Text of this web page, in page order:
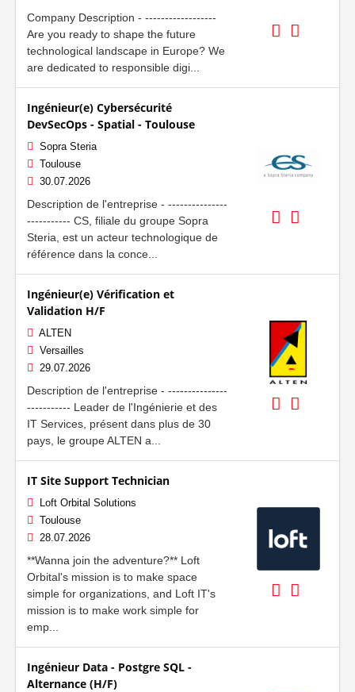
Company Description - ------------------
Are you ready to shape the future
technological landscape in Europe? We
are dedicated to responsible digi...
Ingénieur(e) Cybersécurité
DevSecOps - Spatial - Toulouse
Sopra Steria
Toulouse
30.07.2026
Description de l'entreprise - ---------------
----------- CS, filiale du groupe Sopra
Steria, est un acteur technologique de
référence dans la conce...
Ingénieur(e) Vérification et
Validation H/F
ALTEN
Versailles
29.07.2026
Description de l'entreprise - ---------------
----------- Leader de l'Ingénierie et des
IT Services, présent dans plus de 30
pays, le groupe ALTEN a...
IT Site Support Technician
Loft Orbital Solutions
Toulouse
28.07.2026
**Wanna join the adventure?** Loft
Orbital's mission is to make space
simple for organizations, and Loft IT's
mission is to make work simple for
emp...
Ingénieur Data - Postgre SQL -
Alternance (H/F)